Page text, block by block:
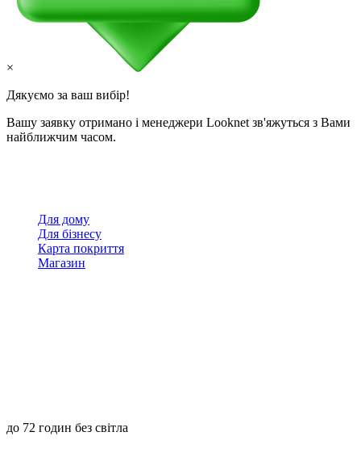
×
Дякуємо за ваш вибір!
Вашу заявку отримано і менеджери Looknet зв'яжуться з Вами
найближчим часом.
Для дому
Для бізнесу
Карта покриття
Магазин
до 72 годин без світла